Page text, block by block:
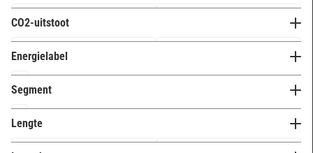
CO2-uitstoot
Energielabel
D
1
Segment
K (upper-MPV) 13
Lengte